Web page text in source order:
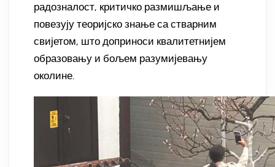
радозналост, критичко размишљање и
повезују теоријско знање са стварним
свијетом, што доприноси квалитетнијем
образовању и бољем разумијевању
околине.